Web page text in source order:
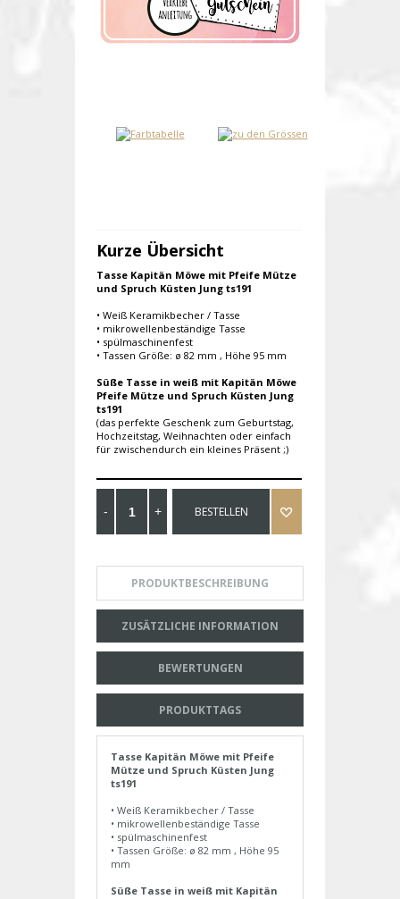
Kurze Übersicht
Tasse Kapitän Möwe mit Pfeife Mütze
und Spruch Küsten Jung ts191
• Weiß Keramikbecher / Tasse
• mikrowellenbeständige Tasse
• spülmaschinenfest
• Tassen Größe: ø 82 mm , Höhe 95 mm
Süße Tasse in weiß mit Kapitän Möwe
Pfeife Mütze und Spruch Küsten Jung
ts191
(das perfekte Geschenk zum Geburtstag,
Hochzeitstag, Weihnachten oder einfach
für zwischendurch ein kleines Präsent ;)
BESTELLEN
PRODUKTBESCHREIBUNG
ZUSÄTZLICHE INFORMATION
BEWERTUNGEN
PRODUKTTAGS
Tasse Kapitän Möwe mit Pfeife
Mütze und Spruch Küsten Jung
ts191
• Weiß Keramikbecher / Tasse
• mikrowellenbeständige Tasse
• spülmaschinenfest
• Tassen Größe: ø 82 mm , Höhe 95
mm
Süße Tasse in weiß mit Kapitän